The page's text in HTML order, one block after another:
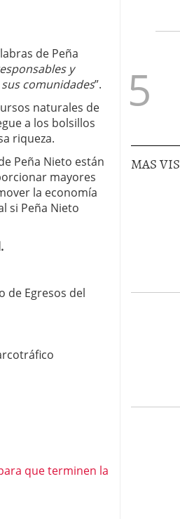
de Peña
y
comunidades”.
naturales de
a los bolsillos
riqueza.
Peña Nieto están
mayores
la economía
si Peña Nieto
de Egresos del
que terminen la
MAS